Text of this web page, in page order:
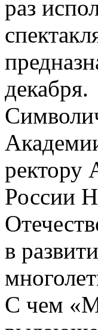
раз
декабря.
ректору
России
в
С чем